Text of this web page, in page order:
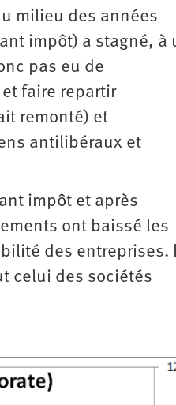
milieu des années
impôt) a stagné, à
pas eu de
faire repartir
remonté) et
antilibéraux et
impôt et après
ont baissé les
des entreprises.
celui des sociétés